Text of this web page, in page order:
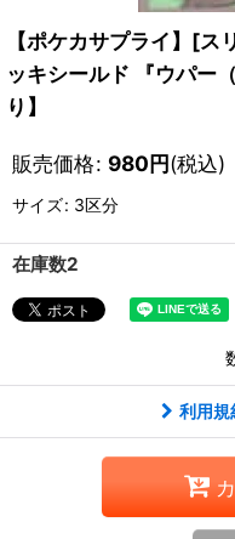
【ポケカサプライ】[
ッキシールド 『ウパー
り】
販売価格: 980円(税込)
サイズ: 3区分
在庫数2
利用規